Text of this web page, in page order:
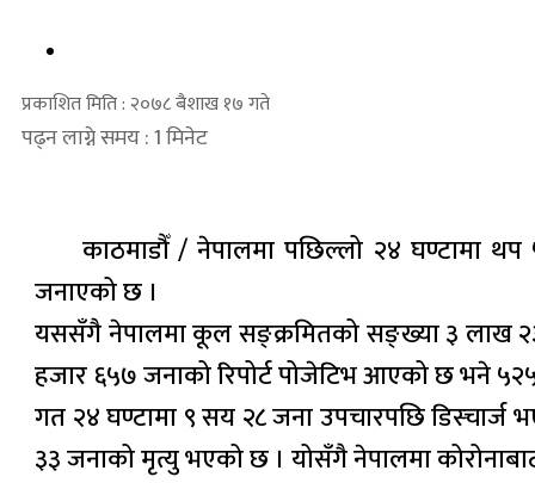
प्रकाशित मिति : २०७८ बैशाख १७ गते
पढ्न लाग्ने समय : 1 मिनेट
काठमाडौँ / नेपालमा पछिल्लो २४ घण्टामा
जनाएको छ ।
यससँगै नेपालमा कूल सङ्क्रमितको सङ्ख्या ३ लाख २३
हजार ६५७ जनाको रिपोर्ट पोजेटिभ आएको छ भने
गत २४ घण्टामा ९ सय २८ जना उपचारपछि
३३ जनाको मृत्यु भएको छ । योसँगै नेपालमा